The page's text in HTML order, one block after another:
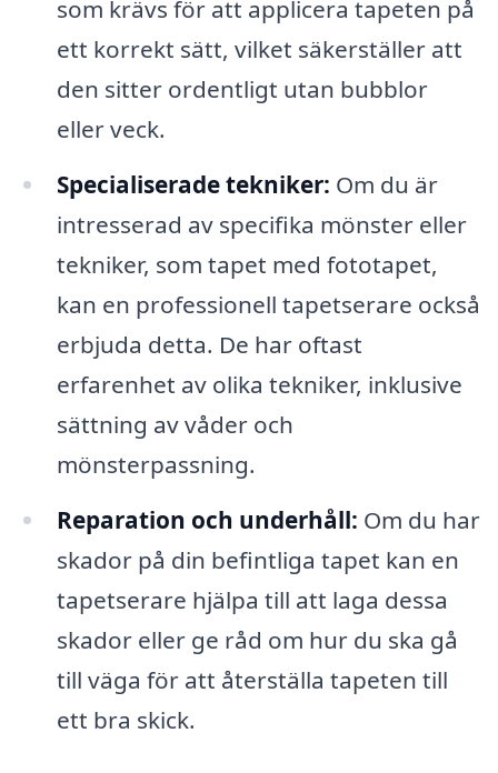
som krävs för att applicera tapeten på
ett korrekt sätt, vilket säkerställer att
den sitter ordentligt utan bubblor
eller veck.
Specialiserade tekniker: Om du är
intresserad av specifika mönster eller
tekniker, som tapet med fototapet,
kan en professionell tapetserare också
erbjuda detta. De har oftast
erfarenhet av olika tekniker, inklusive
sättning av våder och
mönsterpassning.
Reparation och underhåll: Om du har
skador på din befintliga tapet kan en
tapetserare hjälpa till att laga dessa
skador eller ge råd om hur du ska gå
till väga för att återställa tapeten till
ett bra skick.